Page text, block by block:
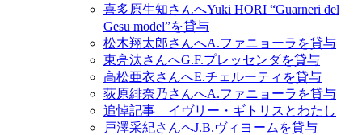
喜多原生知さんへYuki HORI “Guarneri del
Gesu model”を貸与
松木翔太郎さんへA.ファニョーラを貸与
東亮汰さんへG.F.プレッセンダを貸与
高松亜衣さんへE.チェルーティを貸与
荻原緋奈乃さんへA.ファニョーラを貸与
追悼記事 イヴリー・ギトリスとわたし
戸澤采紀さんへJ.B.ヴィヨームを貸与